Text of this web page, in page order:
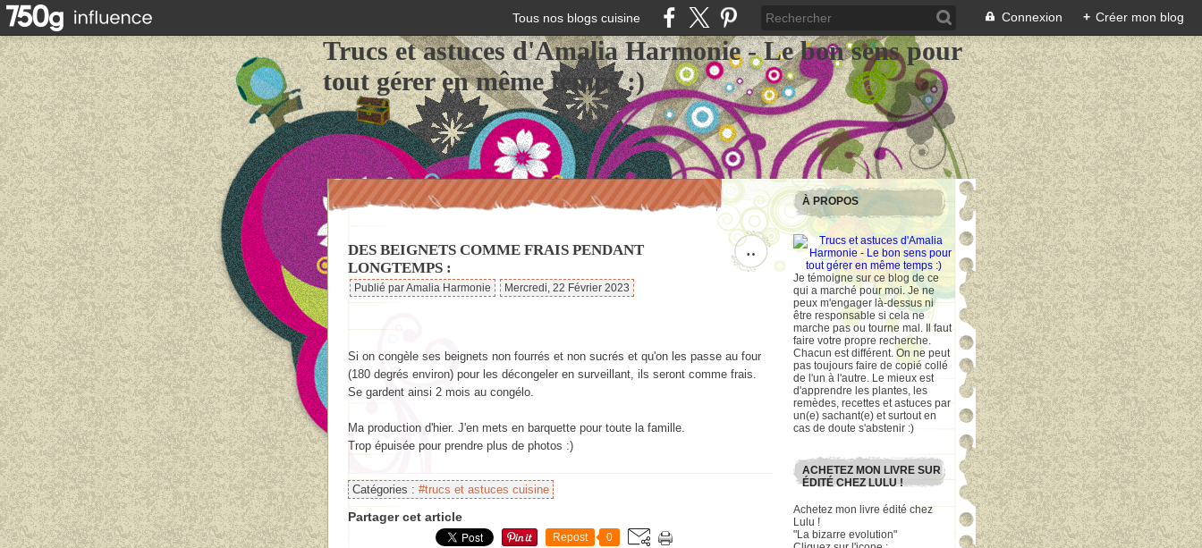
Tous nos blogs cuisine Connexion + Créer mon blog
Trucs et astuces d'Amalia Harmonie - Le bon sens pour
tout gérer en même temps :)
…
DES BEIGNETS COMME FRAIS PENDANT
LONGTEMPS :
Publié par Amalia Harmonie Mercredi, 22 Février 2023
Si on congèle ses beignets non fourrés et non sucrés et qu'on les passe au four
(180 degrés environ) pour les décongeler en surveillant, ils seront comme frais.
Se gardent ainsi 2 mois au congélo.
Ma production d'hier. J'en mets en barquette pour toute la famille.
Trop épuisée pour prendre plus de photos :)
Catégories : #trucs et astuces cuisine
Partager cet article
Repost 0
À PROPOS
Je témoigne sur ce blog de ce
qui a marché pour moi. Je ne
peux m'engager là-dessus ni
être responsable si cela ne
marche pas ou tourne mal. Il faut
faire votre propre recherche.
Chacun est différent. On ne peut
pas toujours faire de copié collé
de l'un à l'autre. Le mieux est
d'apprendre les plantes, les
remèdes, recettes et astuces par
un(e) sachant(e) et surtout en
cas de doute s'abstenir :)
ACHETEZ MON LIVRE SUR
ÉDITÉ CHEZ LULU !
Achetez mon livre édité chez
Lulu !
"La bizarre evolution"